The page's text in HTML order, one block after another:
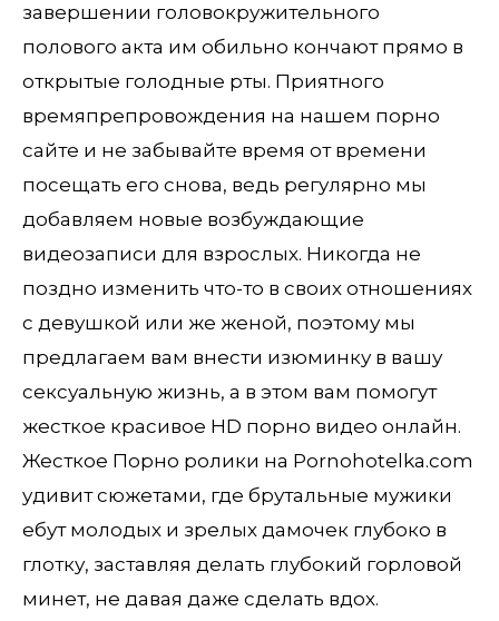
завершении головокружительного
полового акта им обильно кончают прямо в
открытые голодные рты. Приятного
времяпрепровождения на нашем порно
сайте и не забывайте время от времени
посещать его снова, ведь регулярно мы
добавляем новые возбуждающие
видеозаписи для взрослых. Никогда не
поздно изменить что-то в своих отношениях
с девушкой или же женой, поэтому мы
предлагаем вам внести изюминку в вашу
сексуальную жизнь, а в этом вам помогут
жесткое красивое HD порно видео онлайн.
Жесткое Порно ролики на Pornohotelka.com
удивит сюжетами, где брутальные мужики
ебут молодых и зрелых дамочек глубоко в
глотку, заставляя делать глубокий горловой
минет, не давая даже сделать вдох.